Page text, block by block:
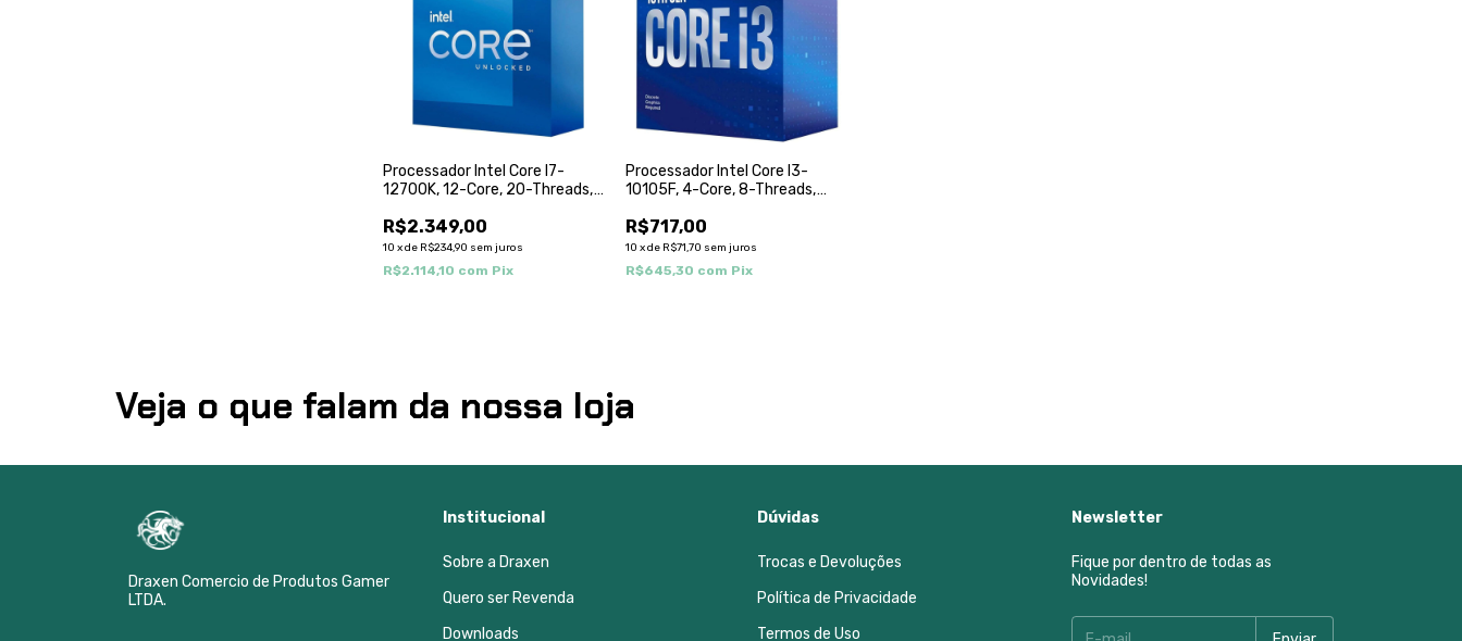
Processador Intel Core I7-
12700K, 12-Core, 20-Threads,
25Mb, LGA1700,
BX8071512700K
R$2.349,00
10 xde R$234,90 sem juros
R$2.114,10 com Pix
Processador Intel Core I3-
10105F, 4-Core, 8-Threads,
6Mb, LGA1200, BX8070110105F
R$717,00
10 xde R$71,70 sem juros
R$645,30 com Pix
Veja o que falam da nossa loja
Draxen Comercio de Produtos Gamer
LTDA.
Institucional
Sobre a Draxen
Quero ser Revenda
Downloads
Dúvidas
Trocas e Devoluções
Política de Privacidade
Termos de Uso
Newsletter
Fique por dentro de todas as
Novidades!